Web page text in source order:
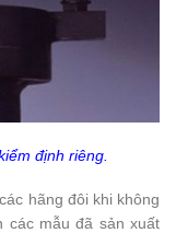
định riêng.
hãng đôi khi không
các mẫu đã sản xuất